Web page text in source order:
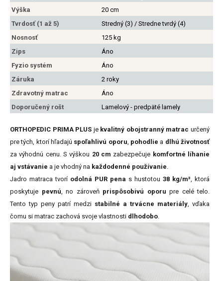
Výška
20 cm
Tvrdosť (1 až 5)
Stredný (3) / Stredne tvrdý (4)
Nosnosť
125 kg
Zips
Áno
Fyzio systém
Áno
Záruka
2 roky
Zdravotný matrac
Áno
Doporučený rošt
Lamelový - predpäté lamely
ORTHOPEDIC PRIMA PLUS je kvalitný obojstranný matrac určený
pre tých, ktorí hľadajú spoľahlivú oporu pohodlie a dlhú životnosť
za výhodnú cenu. S výškou 20 cm zabezpečuje komfortné líhanie
aj vstávanie a je vhodný na každodenné používanie
Jadro matraca tvorí odolná PUR pena s hustotou 38 kg/m³ , ktorá
poskytuje pevnú , no zároveň prispôsobivú oporu pre celé telo.
Tento typ peny patrí medzi stabilné a trvácne materiály , vďaka
čomu si matrac zachová svoje vlastnosti dlhodobo